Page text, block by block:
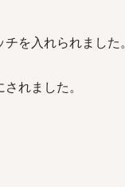
を入れられました。
れました。